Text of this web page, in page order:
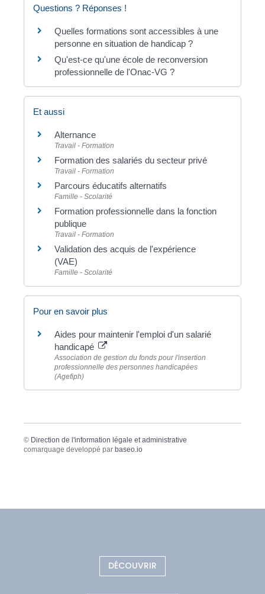
Questions ? Réponses !
Quelles formations sont accessibles à une
personne en situation de handicap ?
Qu'est-ce qu'une école de reconversion
professionnelle de l'Onac-VG ?
Et aussi
Alternance
Travail - Formation
Formation des salariés du secteur privé
Travail - Formation
Parcours éducatifs alternatifs
Famille - Scolarité
Formation professionnelle dans la fonction
publique
Travail - Formation
Validation des acquis de l'expérience
(VAE)
Famille - Scolarité
Pour en savoir plus
Aides pour maintenir l'emploi d'un salarié
handicapé
Association de gestion du fonds pour l'insertion
professionnelle des personnes handicapées
(Agefiph)
© Direction de l'information légale et administrative
comarquage developpé par baseo.io
DÉCOUVRIR